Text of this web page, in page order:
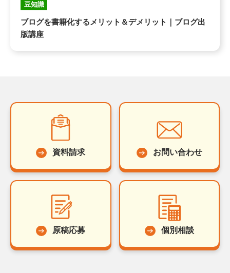
豆知識
ブログを書籍化するメリット＆デメリット｜ブログ出
版講座
資料請求 お問い合わせ
原稿応募 個別相談